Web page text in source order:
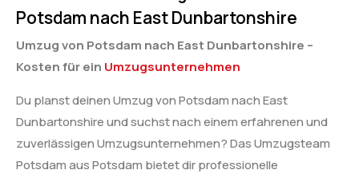
Potsdam nach East Dunbartonshire
Umzug von Potsdam nach East Dunbartonshire –
Kosten für ein Umzugsunternehmen
Du planst deinen Umzug von Potsdam nach East
Dunbartonshire und suchst nach einem erfahrenen und
zuverlässigen Umzugsunternehmen? Das Umzugsteam
Potsdam aus Potsdam bietet dir professionelle